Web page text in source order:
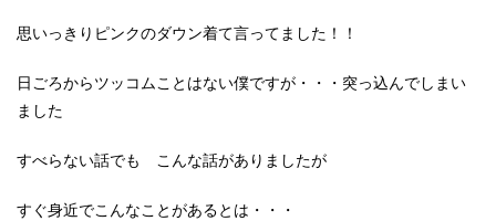
思いっきりピンクのダウン着て言ってました！！
日ごろからツッコムことはない僕ですが・・・突っ込んでしまい
ました
すべらない話でも こんな話がありましたが
すぐ身近でこんなことがあるとは・・・